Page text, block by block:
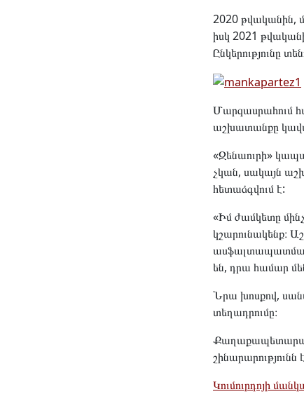
2020 թվականին,
իսկ 2021
Ընկերությունը
Մարզասրահում
աշխատանքը
«Զենաուրի»
չկան, սակայն
հետաձգվում է:
«Իմ ժամկետը
կշարունակենք։
ասֆալտապատման
են, դրա համար
Նրա խոսքով,
տեղադրումը։
շինարարությունն
Կումուրդոյի